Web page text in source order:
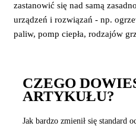
zastanowić się nad samą
urządzeń i rozwiązań - np.
paliw, pomp ciepła, rodzajów
CZEGO
ARTYKUŁU?
Jak bardzo zmienił się standard